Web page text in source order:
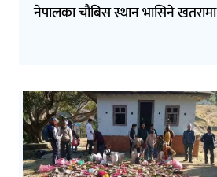
नेपालका चौबिस स्थान भासिने खतरामा